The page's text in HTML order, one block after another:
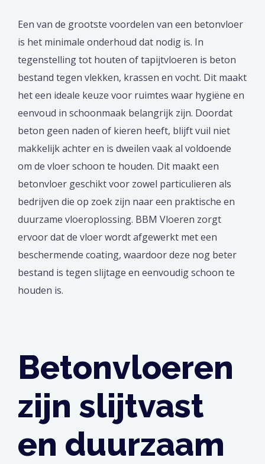
Een van de grootste voordelen van een betonvloer
is het minimale onderhoud dat nodig is. In
tegenstelling tot houten of tapijtvloeren is beton
bestand tegen vlekken, krassen en vocht. Dit maakt
het een ideale keuze voor ruimtes waar hygiëne en
eenvoud in schoonmaak belangrijk zijn. Doordat
beton geen naden of kieren heeft, blijft vuil niet
makkelijk achter en is dweilen vaak al voldoende
om de vloer schoon te houden. Dit maakt een
betonvloer geschikt voor zowel particulieren als
bedrijven die op zoek zijn naar een praktische en
duurzame vloeroplossing. BBM Vloeren zorgt
ervoor dat de vloer wordt afgewerkt met een
beschermende coating, waardoor deze nog beter
bestand is tegen slijtage en eenvoudig schoon te
houden is.
Betonvloeren
zijn slijtvast
en duurzaam